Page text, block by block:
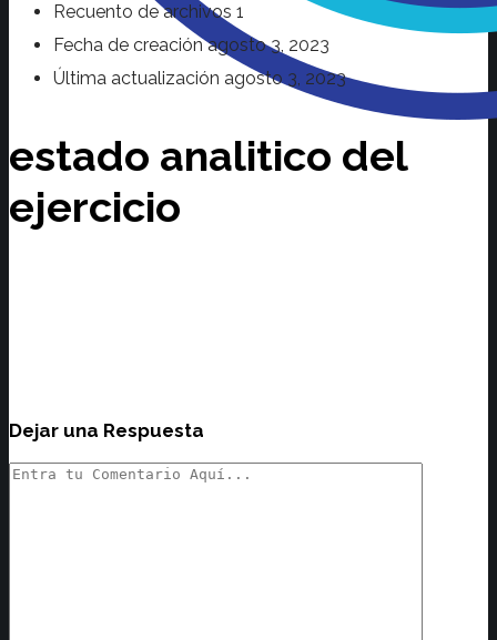
Recuento de archivos 1
Fecha de creaciónagosto 3, 2023
Última actualización agosto 3, 2023
estado analitico del
ejercicio
Dejar una Respuesta